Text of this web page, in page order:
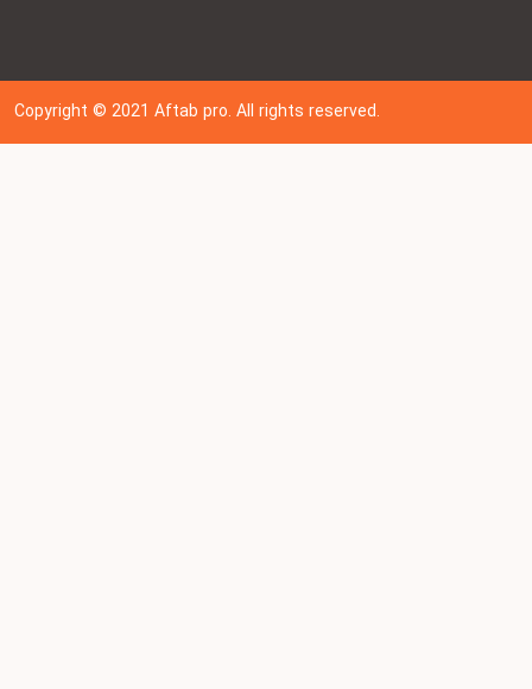
Copyright © 202 1Aftab pro. All rights reserved.